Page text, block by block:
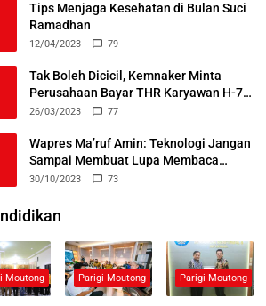
Tips Menjaga Kesehatan di Bulan Suci
Ramadhan
12/04/2023 79
Tak Boleh Dicicil, Kemnaker Minta
Perusahaan Bayar THR Karyawan H-7
Lebaran
26/03/2023 77
Wapres Ma’ruf Amin: Teknologi Jangan
Sampai Membuat Lupa Membaca
Alquran
30/10/2023 73
Moutong Parigi Moutong Parigi Moutong